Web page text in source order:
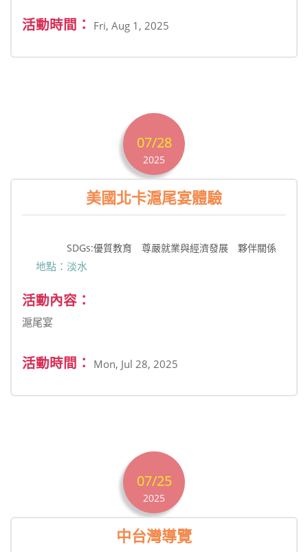
活動時間： Fri, Aug 1, 2025
07/28
2025
美國北卡滬尾宴體驗
SDGs:優質教育 尊嚴就業與經濟發展 夥伴關係
地點：淡水
活動內容：
滬尾宴
活動時間： Mon, Jul 28, 2025
07/25
2025
中台灣導覽